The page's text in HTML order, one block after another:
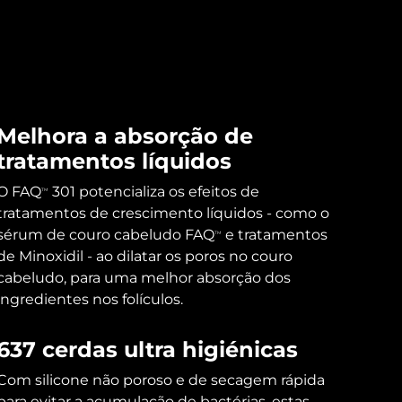
a absorção de
líquidos
FAQTM
301 potencializa os efeitos de
de crescimento líquidos - como o
de couro cabeludo FAQTM
e tratamentos
Minoxidil - ao dilatar os poros no couro
para uma melhor absorção dos
nos folículos.
cerdas ultra higiénicas
silicone não poroso e de secagem rápida